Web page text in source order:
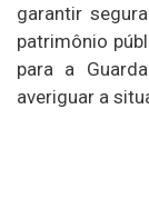
garantir
patrimônio
para a
averiguar a